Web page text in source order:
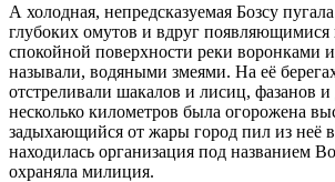
А холодная, непредсказуемая Бозсу
глубоких омутов и вдруг
спокойной поверхности реки воронками
называли, водяными змеями. На её
отстреливали шакалов и лисиц, фазанов
несколько километров была огорожена
задыхающийся от жары город пил из неё
находилась организация под названием
охраняла милиция.